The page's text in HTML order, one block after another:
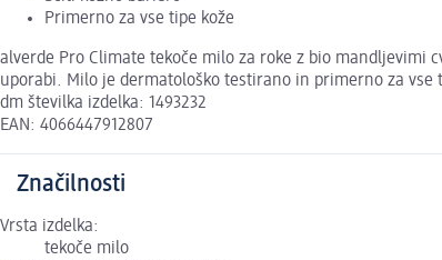
Primerno za vse tipe kože
alverde Pro Climate tekoče milo za roke z bio
uporabi. Milo je dermatološko testirano in primerno za
dm številka izdelka: 1493232
EAN: 4066447912807
Značilnosti
Vrsta izdelka:
tekoče milo